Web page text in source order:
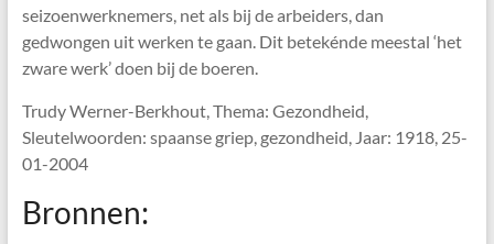
seizoenwerknemers, net als bij de arbeiders, dan
gedwongen uit werken te gaan. Dit betekénde meestal ‘het
zware werk’ doen bij de boeren.
Trudy Werner-Berkhout, Thema: Gezondheid,
Sleutelwoorden: spaanse griep, gezondheid, Jaar: 1918, 25-
01-2004
Bronnen: